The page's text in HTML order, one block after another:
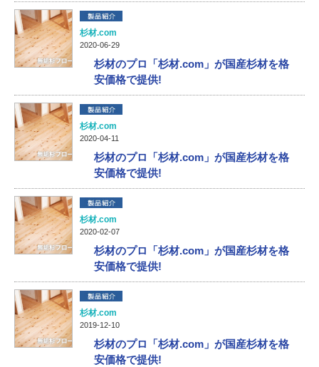
杉材.com
2020-06-29
杉材のプロ「杉材.com」が国産杉材を格
安価格で提供!
杉材.com
2020-04-11
杉材のプロ「杉材.com」が国産杉材を格
安価格で提供!
杉材.com
2020-02-07
杉材のプロ「杉材.com」が国産杉材を格
安価格で提供!
杉材.com
2019-12-10
杉材のプロ「杉材.com」が国産杉材を格
安価格で提供!